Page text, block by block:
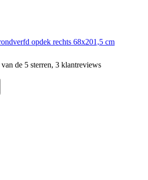
opdek rechts 68x201,5 cm
de 5 sterren, 3 klantreviews